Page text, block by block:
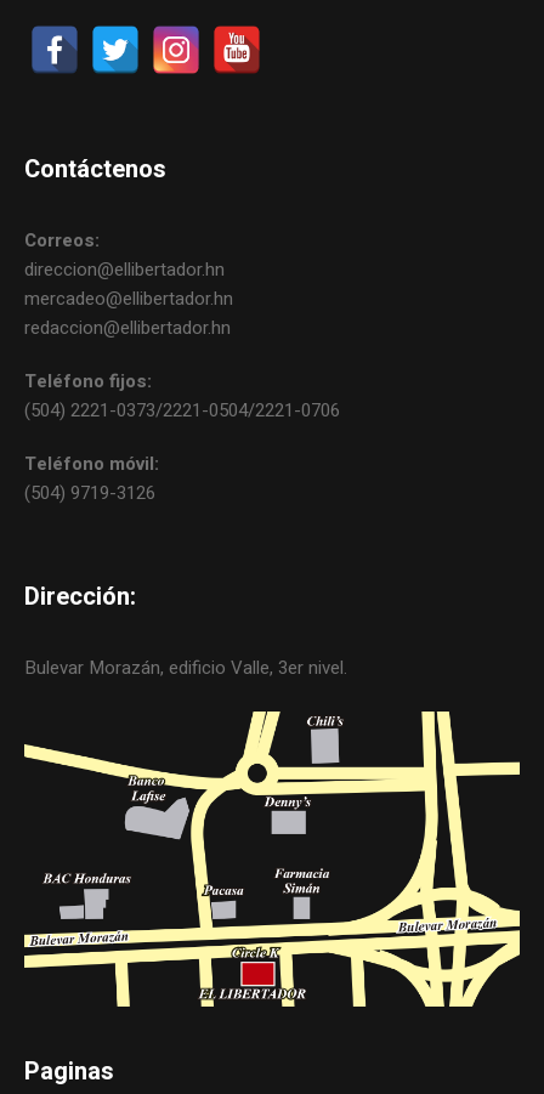
Contáctenos
Correos:
direccion@ellibertador.hn
mercadeo@ellibertador.hn
redaccion@ellibertador.hn
Teléfono fijos:
(504) 2221-0373/2221-0504/2221-0706
Teléfono móvil:
(504) 9719-3126
Dirección:
Bulevar Morazán, edificio Valle, 3er nivel.
Paginas